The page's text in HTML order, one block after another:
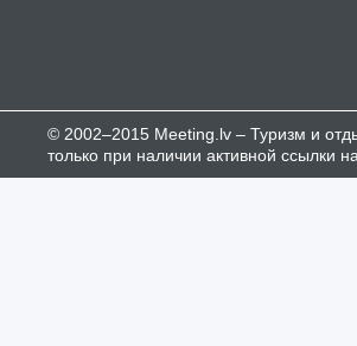
© 2002–2015 Meeting.lv – Туризм и
только при наличии активной ссылки